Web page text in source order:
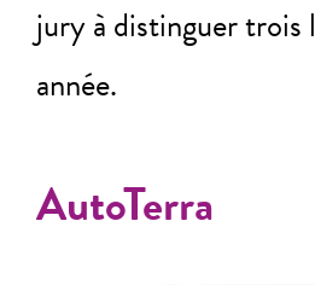
jury à distinguer trois
année.
AutoTerra